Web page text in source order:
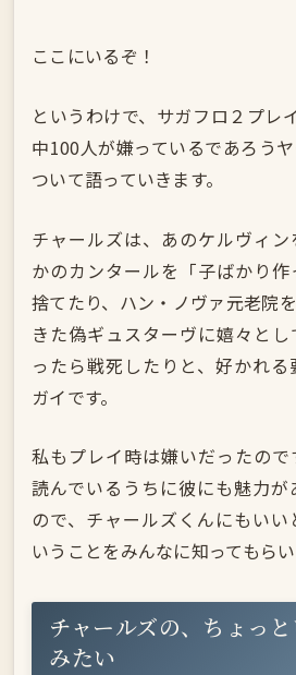
ここにいるぞ！
というわけで、サガフロ２プレ
中100人が嫌っているであろう
ついて語っていきます。
チャールズは、あのケルヴィン
かのカンタールを「子ばかり
捨てたり、ハン・ノヴァ元老院
きた偽ギュスターヴに嬉々と
ったら戦死したりと、好かれ
ガイです。
私もプレイ時は嫌いだったの
読んでいるうちに彼にも魅力
ので、チャールズくんにもい
いうことをみんなに知ってもら
チャールズの、ちょっ
みたい